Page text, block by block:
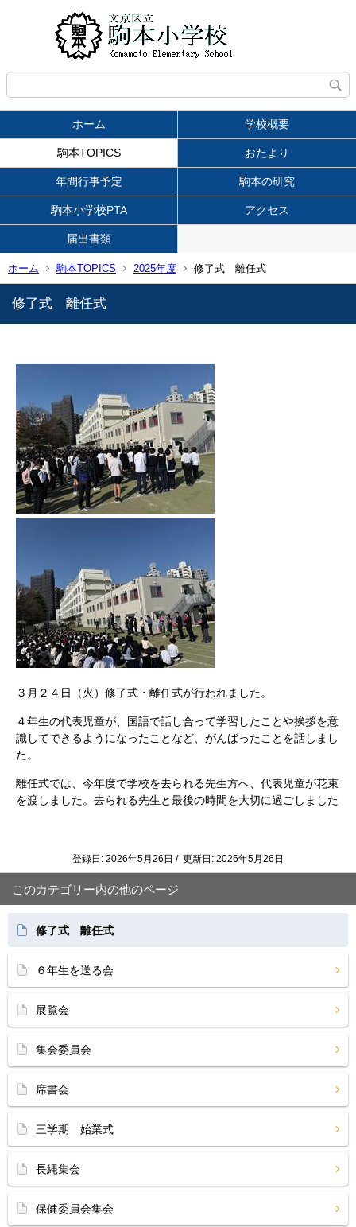
ホーム 学校概要
駒本TOPICS おたより
年間行事予定 駒本の研究
駒本小学校PTA アクセス
届出書類
ホーム 駒本TOPICS 2025年度 修了式 離任式
修了式 離任式
３月２４日（火）修了式・離任式が行われました。
４年生の代表児童が、国語で話し合って学習したことや挨拶を意
識してできるようになったことなど、がんばったことを話しまし
た。
離任式では、今年度で学校を去られる先生方へ、代表児童が花束
を渡しました。去られる先生と最後の時間を大切に過ごしました
登録日: 2026年5月26日 / 更新日: 2026年5月26日
このカテゴリー内の他のページ
修了式 離任式
６年生を送る会
展覧会
集会委員会
席書会
三学期 始業式
長縄集会
保健委員会集会